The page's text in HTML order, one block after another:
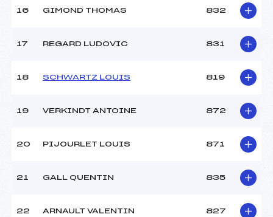
16 GIMOND THOMAS 832
17 REGARD LUDOVIC 831
18 SCHWARTZ LOUIS 819
19 VERKINDT ANTOINE 872
20 PIJOURLET LOUIS 871
21 GALL QUENTIN 835
22 ARNAULT VALENTIN 827